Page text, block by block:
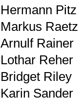
Hermann Pitz
Markus Raetz
Arnulf Rainer
Lothar Reher
Bridget Riley
Karin Sander